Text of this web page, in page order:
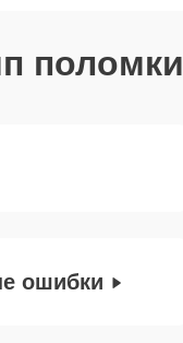
поломки
ошибки